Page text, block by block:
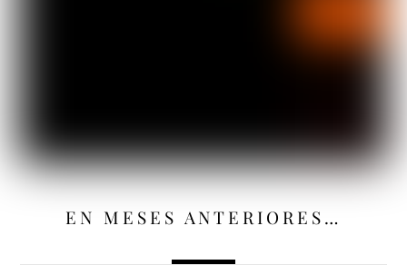
EN MESES ANTERIORES…